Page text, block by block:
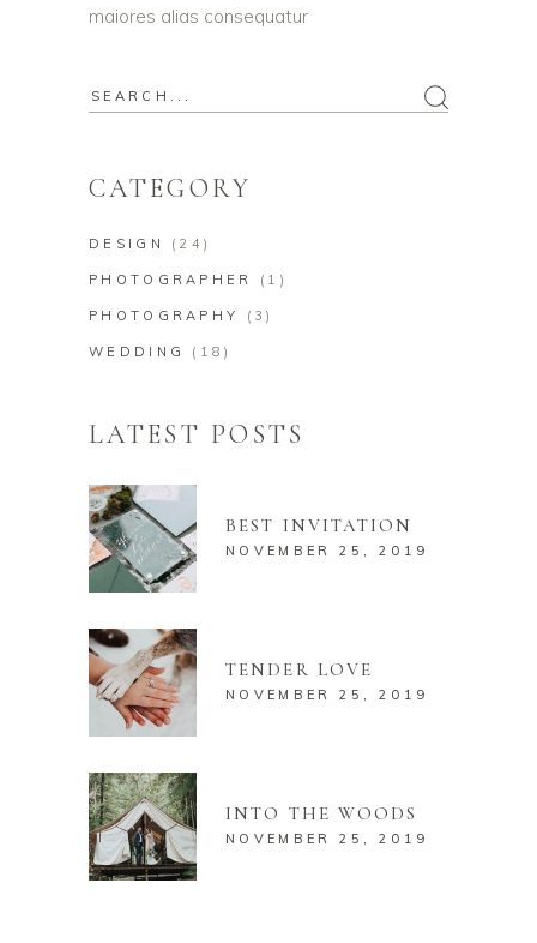
maiores alias consequatur
Search
CATEGORY
DESIGN (24)
PHOTOGRAPHER (1)
PHOTOGRAPHY (3)
WEDDING (18)
LATEST POSTS
BEST INVITATION
NOVEMBER 25, 2019
TENDER LOVE
NOVEMBER 25, 2019
INTO THE WOODS
NOVEMBER 25, 2019